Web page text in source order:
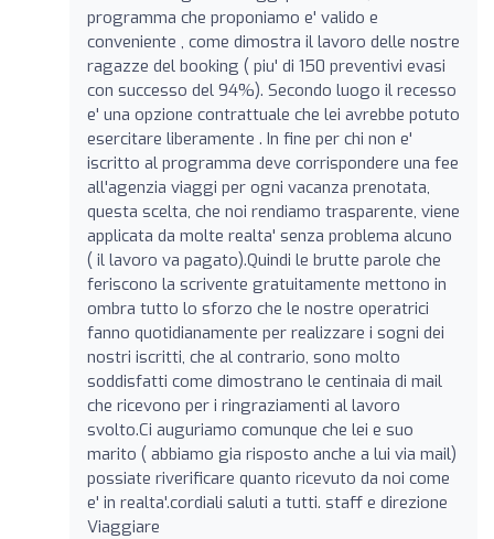
programma che proponiamo e' valido e
conveniente , come dimostra il lavoro delle nostre
ragazze del booking ( piu' di 150 preventivi evasi
con successo del 94%). Secondo luogo il recesso
e' una opzione contrattuale che lei avrebbe potuto
esercitare liberamente . In fine per chi non e'
iscritto al programma deve corrispondere una fee
all'agenzia viaggi per ogni vacanza prenotata,
questa scelta, che noi rendiamo trasparente, viene
applicata da molte realta' senza problema alcuno
( il lavoro va pagato).Quindi le brutte parole che
feriscono la scrivente gratuitamente mettono in
ombra tutto lo sforzo che le nostre operatrici
fanno quotidianamente per realizzare i sogni dei
nostri iscritti, che al contrario, sono molto
soddisfatti come dimostrano le centinaia di mail
che ricevono per i ringraziamenti al lavoro
svolto.Ci auguriamo comunque che lei e suo
marito ( abbiamo gia risposto anche a lui via mail)
possiate riverificare quanto ricevuto da noi come
e' in realta'.cordiali saluti a tutti. staff e direzione
Viaggiare